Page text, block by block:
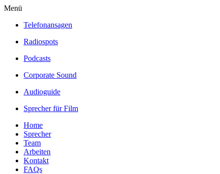
Menü
Telefonansagen
Radiospots
Podcasts
Corporate Sound
Audioguide
Sprecher für Film
Home
Sprecher
Team
Arbeiten
Kontakt
FAQs